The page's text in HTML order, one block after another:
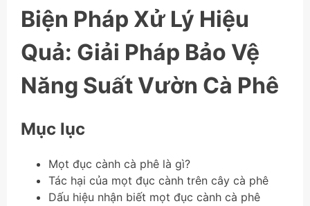
Biện Pháp Xử Lý Hiệu
Quả: Giải Pháp Bảo Vệ
Năng Suất Vườn Cà Phê
Mục lục
Mọt đục cành cà phê là gì?
Tác hại của mọt đục cành trên cây cà phê
Dấu hiệu nhận biết mọt đục cành cà phê